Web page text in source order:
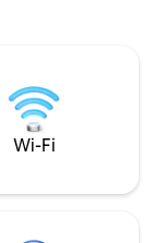
Wi-Fi